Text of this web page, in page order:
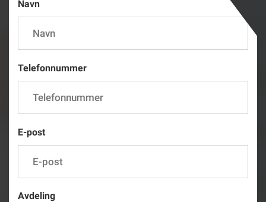
Navn
Telefonnummer
E-post
Avdeling